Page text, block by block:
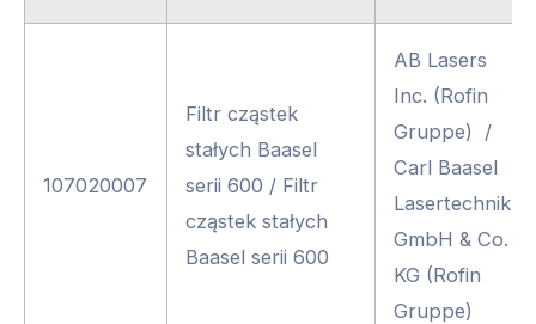
107020007
Filtr cząstek
stałych Baasel
serii 600 / Filtr
cząstek stałych
Baasel serii 600
AB Lasers
Inc. (Rofin
Gruppe) /
Carl Baasel
Lasertechnik
GmbH & Co.
KG (Rofin
Gruppe)